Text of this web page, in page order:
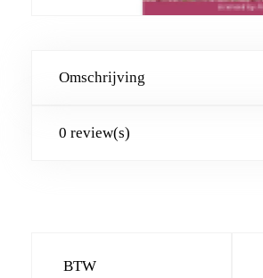
Omschrijving
0 review(s)
BTW